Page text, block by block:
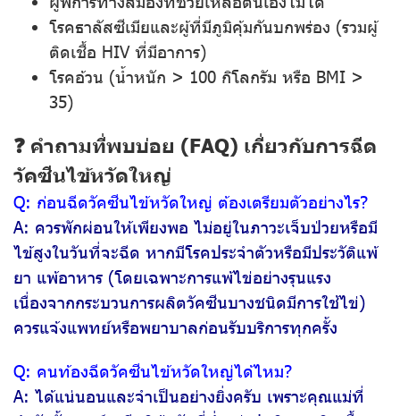
โรคธาลัสซีเมียและผู้ที่มีภูมิคุ้มกันบกพร่อง (รวมผู้
ติดเชื้อ HIV ที่มีอาการ)
โรคอ้วน (น้ำหนัก > 100 กิโลกรัม หรือ BMI >
35)
❓ คำถามที่พบบ่อย (FAQ) เกี่ยวกับการฉีด
วัคซีนไข้หวัดใหญ่
Q: ก่อนฉีดวัคซีนไข้หวัดใหญ่ ต้องเตรียมตัวอย่างไร?
A: ควรพักผ่อนให้เพียงพอ ไม่อยู่ในภาวะเจ็บป่วยหรือมี
ไข้สูงในวันที่จะฉีด หากมีโรคประจำตัวหรือมีประวัติแพ้
ยา แพ้อาหาร (โดยเฉพาะการแพ้ไข่อย่างรุนแรง
เนื่องจากกระบวนการผลิตวัคซีนบางชนิดมีการใช้ไข่)
ควรแจ้งแพทย์หรือพยาบาลก่อนรับบริการทุกครั้ง
Q: คนท้องฉีดวัคซีนไข้หวัดใหญ่ได้ไหม?
A: ได้แน่นอนและจำเป็นอย่างยิ่งครับ เพราะคุณแม่ที่